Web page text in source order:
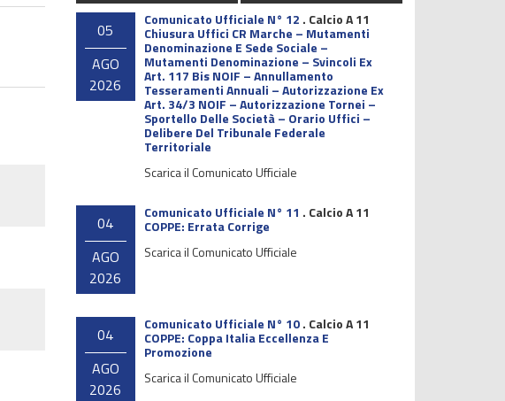
05
AGO
2026
Comunicato Ufficiale N° 12 . Calcio A 11
Chiusura Uffici CR Marche – Mutamenti
Denominazione E Sede Sociale –
Mutamenti Denominazione – Svincoli Ex
Art. 117 Bis NOIF – Annullamento
Tesseramenti Annuali – Autorizzazione Ex
Art. 34/3 NOIF – Autorizzazione Tornei –
Sportello Delle Società – Orario Uffici –
Delibere Del Tribunale Federale
Territoriale
Scarica il Comunicato Ufficiale
04
AGO
2026
Comunicato Ufficiale N° 11 . Calcio A 11
COPPE: Errata Corrige
Scarica il Comunicato Ufficiale
04
AGO
2026
Comunicato Ufficiale N° 10. Calcio A 11
COPPE: Coppa Italia Eccellenza E
Promozione
Scarica il Comunicato Ufficiale